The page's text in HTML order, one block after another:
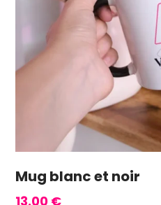
Mug blanc et noir
13.00 €